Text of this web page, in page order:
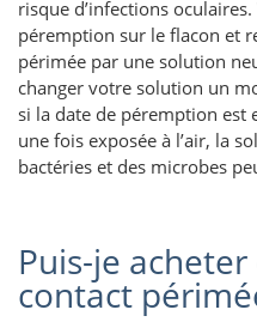
risque d’infections
péremption sur le flacon et
périmée par une solution
changer votre solution un
si la date de péremption est
une fois exposée à l’air, la
bactéries et des microbes
Puis-je
contact